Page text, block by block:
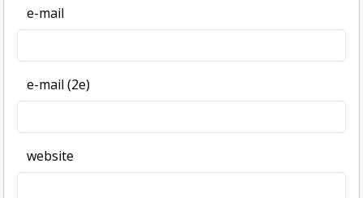
e-mail
e-mail (2e)
website